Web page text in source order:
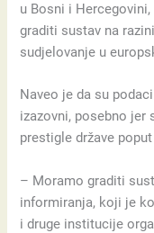
u Bosni i
graditi sustav na
sudjelovanje u
Naveo je da su
izazovni, posebno jer
prestigle države
– Moramo graditi
informiranja, koji je
i druge institucije